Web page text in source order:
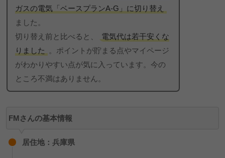
5点
4点 6名
3点 17名
2点
電気の開通は電話やネットでの連絡ですが、立ち合
いのあるガスと同じくいつも丁寧に対応してくれ
ガスの電気「ベースプランA-G」に切り替え
ました。
切り替え前と比べると、
電気代は若干安くな
りました
。ポイントが貯まる点やマイページ
がわかりやすい点が気に入っています。今の
ところ不満はありません。
FMさんの基本情報
居住地：兵庫県